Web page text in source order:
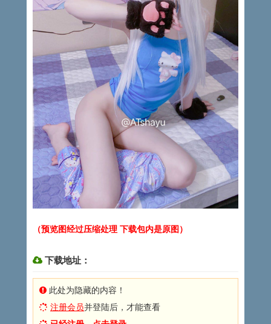
（预览图经过压缩处理 下载包内是原图）
下载地址：
此处为隐藏的内容！
注册会员并登陆后，才能查看